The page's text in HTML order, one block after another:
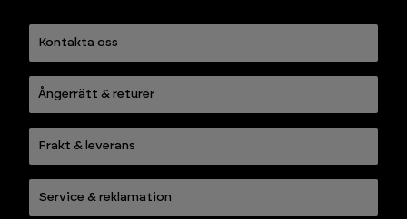
Kontakta oss
Ångerrätt & returer
Frakt & leverans
Service & reklamation